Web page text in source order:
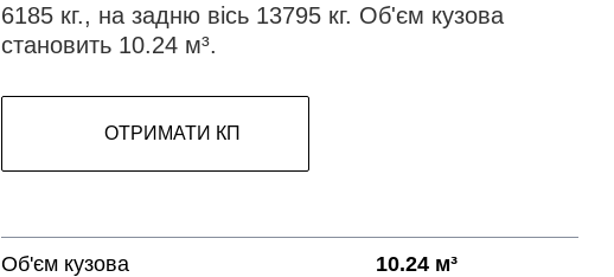
6185 кг., на задню вісь 13795 кг. Об'єм кузова
становить 10.24 м³.
ОТРИМАТИ КП
Об'єм кузова 10.24 м³